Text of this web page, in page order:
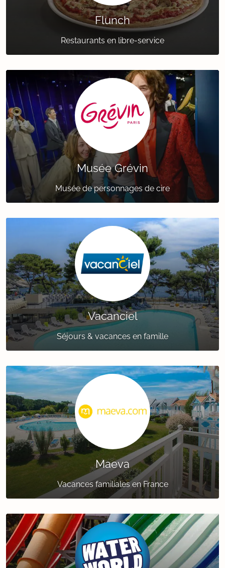
Flunch
Restaurants en libre-service
Musée Grévin
Musée de personnages de cire
Vacanciel
Séjours & vacances en famille
Maeva
Vacances familiales en France